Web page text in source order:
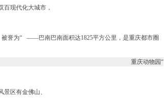
百现代化大城市，
誉为“ ——巴南巴南面积达1825平方公里，是重庆都市圈
重庆动物园“
区有金佛山、